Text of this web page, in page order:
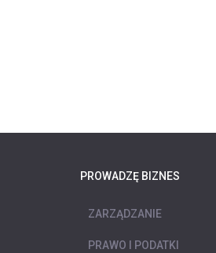
PROWADZĘ BIZNES
ZARZĄDZANIE
PRAWO I PODATKI